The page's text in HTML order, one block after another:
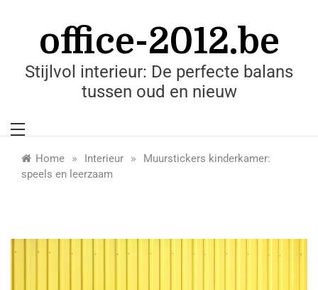
office-2012.be
Stijlvol interieur: De perfecte balans
tussen oud en nieuw
Home » Interieur »
Muurstickers kinderkamer:
speels en leerzaam